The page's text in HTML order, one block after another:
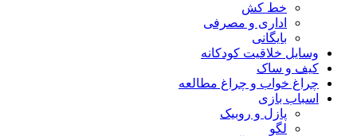
خط کش
اداری و مصرفی
بایگانی
وسایل خلاقیت کودکانه
کیف و ساک
چراغ خواب و چراغ مطالعه
اسباب بازی
پازل و روبیک
لگو